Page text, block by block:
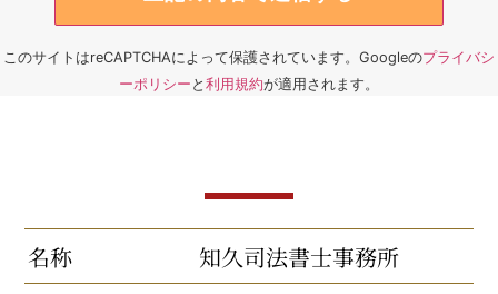
このサイトはreCAPTCHAによって保護されています。Googleのプライバシ
ーポリシー と 利用規約が適用されます。
名称
知久司法書士事務所